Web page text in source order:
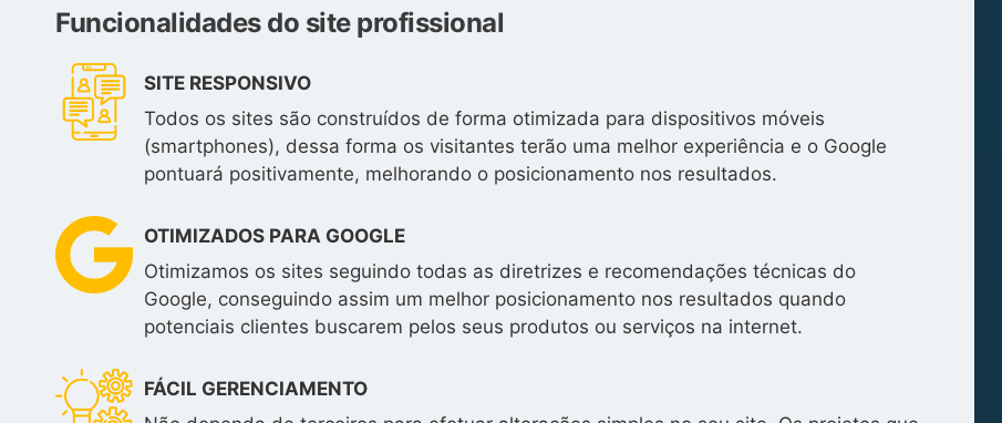
Funcionalidades do site profissional
SITE RESPONSIVO
Todos os sites são construídos de forma otimizada para dispositivos móveis
(smartphones), dessa forma os visitantes terão uma melhor experiência e o Google
pontuará positivamente, melhorando o posicionamento nos resultados.
OTIMIZADOS PARA GOOGLE
Otimizamos os sites seguindo todas as diretrizes e recomendações técnicas do
Google, conseguindo assim um melhor posicionamento nos resultados quando
potenciais clientes buscarem pelos seus produtos ou serviços na internet.
FÁCIL GERENCIAMENTO